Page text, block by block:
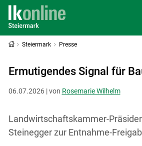
Steiermark Presse
Ermutigendes Signal für
06.07.2026 | von Rosemarie Wilhelm
Landwirtschaftskammer-
Steinegger zur Entnahme-